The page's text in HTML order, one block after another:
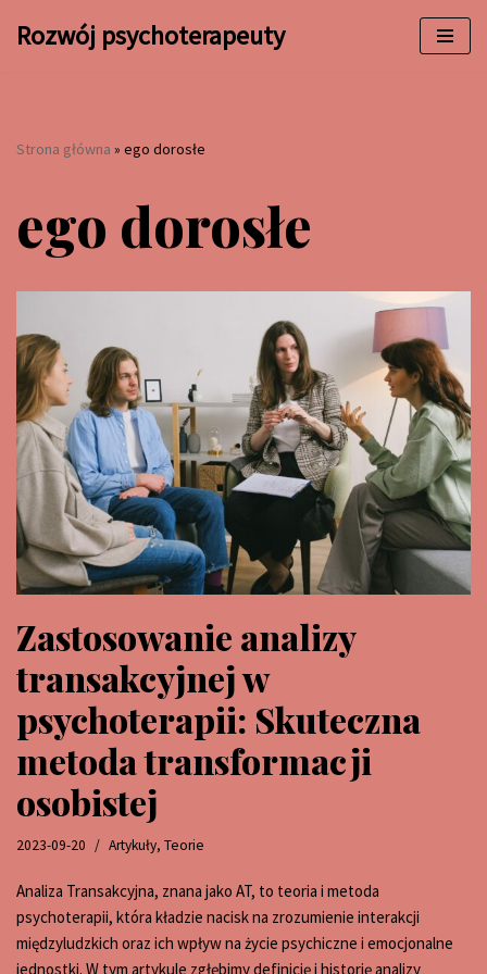
Rozwój psychoterapeuty
Strona główna » ego dorosłe
ego dorosłe
Zastosowanie analizy
transakcyjnej w
psychoterapii: Skuteczna
metoda transformacji
osobistej
2023-09-20 Artykuły, Teorie
Analiza Transakcyjna, znana jako AT, to teoria i metoda
psychoterapii, która kładzie nacisk na zrozumienie interakcji
międzyludzkich oraz ich wpływ na życie psychiczne i emocjonalne
jednostki. W tym artykule zgłębimy definicję i historię analizy